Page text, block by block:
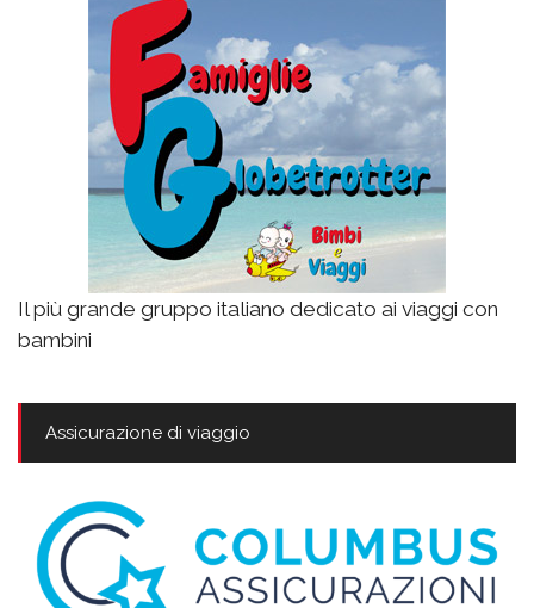
Il più grande gruppo italiano dedicato ai viaggi con
bambini
Assicurazione di viaggio